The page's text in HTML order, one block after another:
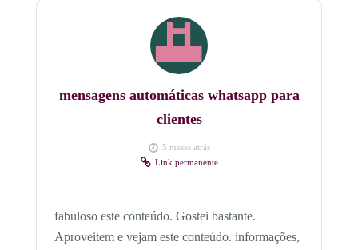
mensagens automáticas whatsapp para
clientes
5 meses atrás
Link permanente
fabuloso este conteúdo. Gostei bastante.
Aproveitem e vejam este conteúdo. informações,